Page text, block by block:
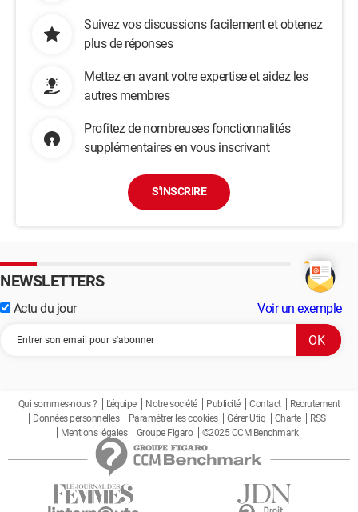
Suivez vos discussions facilement et obtenez
plus de réponses
Mettez en avant votre expertise et aidez les
autres membres
Profitez de nombreuses fonctionnalités
supplémentaires en vous inscrivant
S'INSCRIRE
NEWSLETTERS
Actu du jour Voir un exemple
Qui sommes-nous ? L'équipe Notre société Publicité Contact
Recrutement
Données personnelles
Paramétrer les cookies Gérer Utiq Charte
RSS
Mentions légales
Groupe Figaro ©2025 CCM Benchmark